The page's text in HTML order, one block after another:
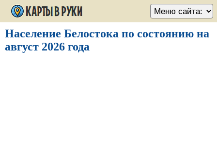
Население Белостока по состоянию на
август 2026 года